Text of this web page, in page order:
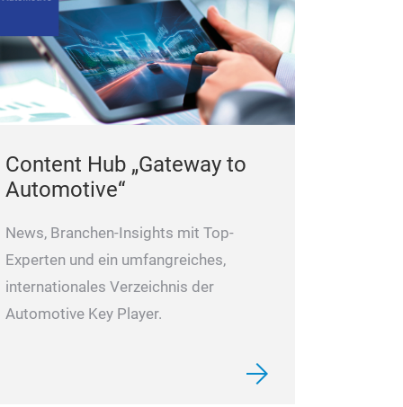
Content Hub „Gateway to
Automotive“
News, Branchen-Insights mit Top-
Experten und ein umfangreiches,
internationales Verzeichnis der
Automotive Key Player.